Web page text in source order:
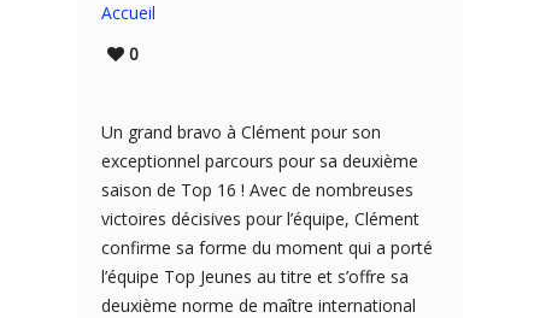
Accueil
0
Un grand bravo à Clément pour son
exceptionnel parcours pour sa deuxième
saison de Top 16 ! Avec de nombreuses
victoires décisives pour l’équipe, Clément
confirme sa forme du moment qui a porté
l’équipe Top Jeunes au titre et s’offre sa
deuxième norme de maître international